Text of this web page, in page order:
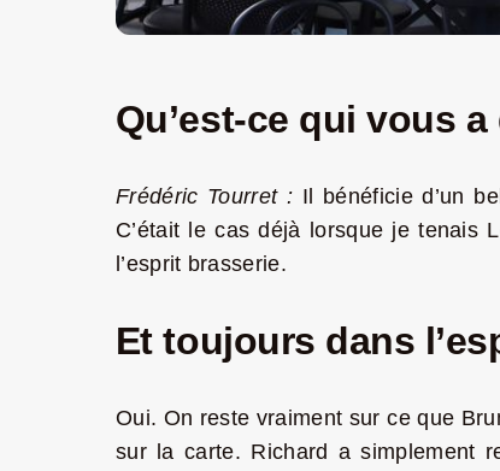
Qu’est-ce qui vous
Frédéric Tourret : Il bénéficie d’un
C’était le cas déjà lorsque je tenais
l’esprit brasserie.
Et toujours dans
Oui. On reste vraiment sur ce que
sur la carte. Richard a simplement